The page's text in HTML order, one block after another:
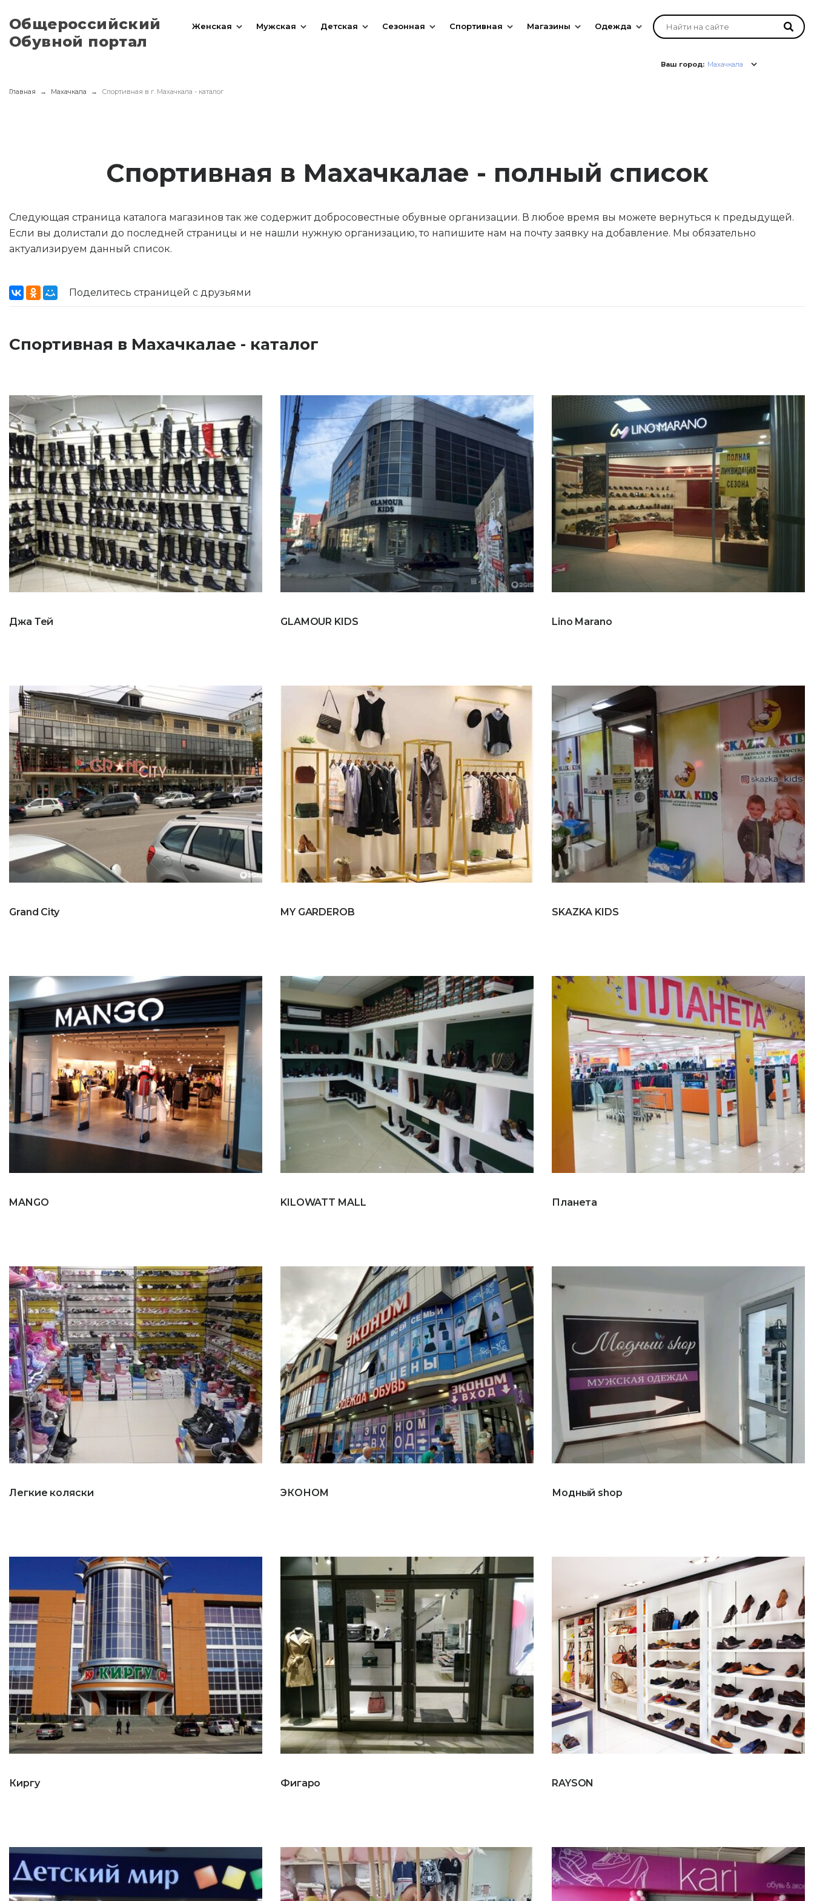
Общероссийский
Обувной портал
Женская Мужская Детская Сезонная Спортивная Магазины Одежда
Ваш город: Махачкала
Главная Махачкала Спортивная в г. Махачкала - каталог
Спортивная в Махачкалае - полный список
Следующая страница каталога магазинов так же содержит добросовестные обувные организации. В любое время вы можете вернуться к предыдущей.
Если вы долистали до последней страницы и не нашли нужную организацию, то напишите нам на почту заявку на добавление. Мы обязательно
актуализируем данный список.
Поделитесь страницей с друзьями
Спортивная в Махачкалае - каталог
Джа Тей GLAMOUR KIDS Lino Marano
Grand City MY GARDEROB SKAZKA KIDS
MANGO KILOWATT MALL Планета
Легкие коляски ЭКОНОМ Модный shop
Киргу Фигаро RAYSON